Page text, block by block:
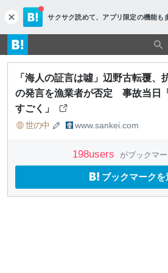
c
l
o
s
e
サクサク読めて、 アプリ限定の機能も
「海人の証言は噓」辺野古転覆、
の発言を漁業者が否定 事故当日
すごく」
世の中 www.sankei.com
198users がブックマー
ブックマークを